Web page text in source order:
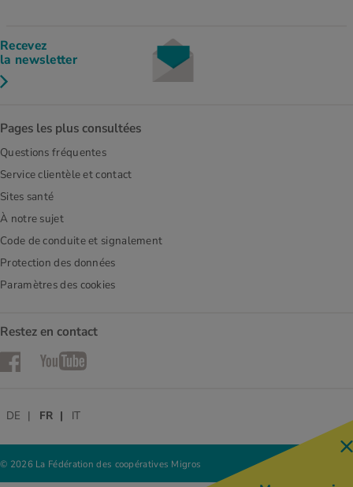
Recevez
la newsletter
Pages les plus consultées
Questions fréquentes
Service clientèle et contact
Sites santé
À notre sujet
Code de conduite et signalement
Protection des données
Paramètres des cookies
Restez en contact
FacebookYouTube
© 2026 La Fédération des coopératives Migros
DE FR IT